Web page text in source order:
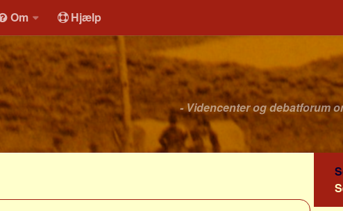
Om Hjælp
- Videncenter og debatforum